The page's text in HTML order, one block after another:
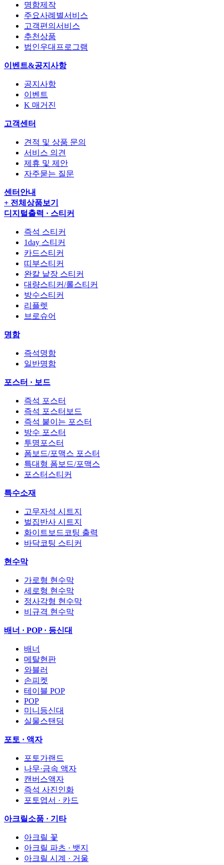
명함제작
주요사례별서비스
고객편의서비스
추천상품
법인우대프로그램
이벤트&공지사항
공지사항
이벤트
K 매거진
고객센터
견적 및 상품 문의
서비스 의견
제휴 및 제안
자주묻는 질문
센터안내
+ 전체상품보기
디지털출력 · 스티커
즉석 스티커
1day 스티커
카드스티커
띠부스티커
완칼 낱장 스티커
대량스티커/롤스티커
방수스티커
리플렛
브로슈어
명함
즉석명함
일반명함
포스터 · 보드
즉석 포스터
즉석 포스터보드
즉석 붙이는 포스터
방수 포스터
투명포스터
폼보드/포맥스 포스터
특대형 폼보드/포맥스
포스터스티커
특수소재
고무자석 시트지
벌집반사 시트지
화이트보드코팅 출력
바닥코팅 스티커
현수막
가로형 현수막
세로형 현수막
정사각형 현수막
비규격 현수막
배너 · POP · 등신대
배너
메탈현판
와블러
손피켓
테이블 POP
POP
미니등신대
실물스탠딩
포토 · 액자
포토가랜드
나무·금속 액자
캔버스액자
즉석 사진인화
포토엽서 · 카드
아크릴소품 · 기타
아크릴 꽃
아크릴 파츠 · 뱃지
아크릴 시계 · 거울